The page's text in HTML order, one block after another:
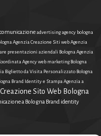
advertising agency bologna
Agenzia Creazione Siti webAgenzia
presentazioni aziendali BolognaAgenzia
Agency web marketing Bologna
Biglietto da Visita Personalizzato Bologna
Brand Identity e StampaAgenzia a
Sito Web Bologna
a Bologna Brand identity